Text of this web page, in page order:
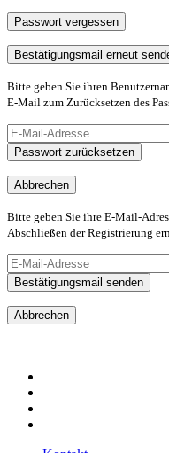
Passwort vergessen
Bestätigungsmail erneut
Bitte geben Sie ihren
E-Mail zum Zurücksetzen des
Passwort zurücksetzen
Abbrechen
Bitte geben Sie ihre E-Mail-
Abschließen der Registrierung
Bestätigungsmail senden
Abbrechen